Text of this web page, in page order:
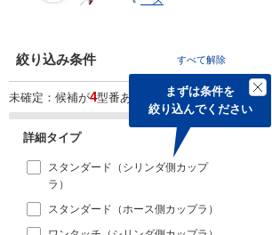
絞り込み条件 すべて解除
まずは条件を
絞り込んでください
未確定：候補が4型番あります。
詳細タイプ
スタンダード（シリンダ側カップ
ラ）
スタンダード（ホース側カップラ）